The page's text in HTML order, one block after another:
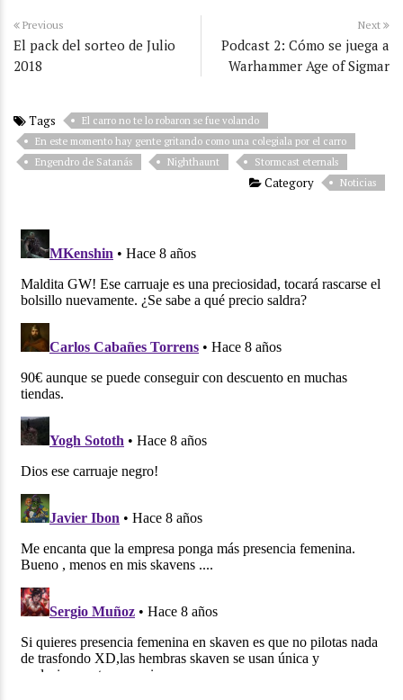
Previous
El pack del sorteo de Julio
2018
Next
Podcast 2: Cómo se juega a
Warhammer Age of Sigmar
Tags
El carro no te lo robaron se fue volando
En este momento hay gente gritando como una colegiala por el carro
Engendro de Satanás
Nighthaunt Stormcast eternals
Category Noticias